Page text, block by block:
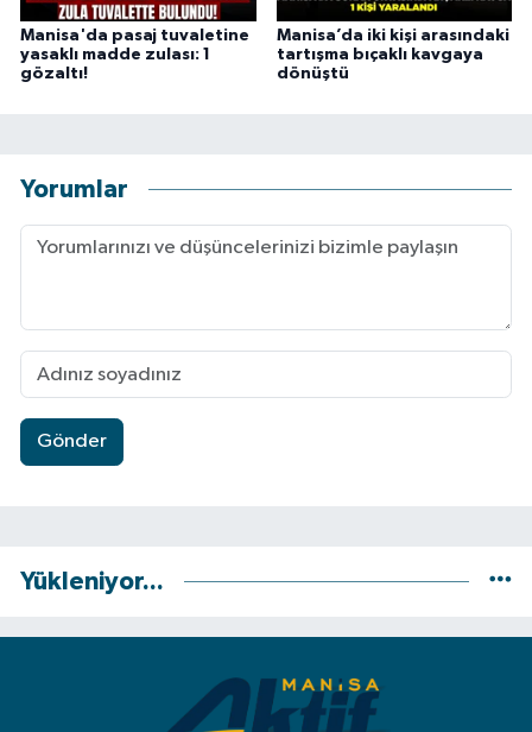
Manisa'da pasaj tuvaletine
yasaklı madde zulası: 1
gözaltı!
Manisa’da iki kişi arasındaki
tartışma bıçaklı kavgaya
dönüştü
Yorumlar
Gönder
Yükleniyor...